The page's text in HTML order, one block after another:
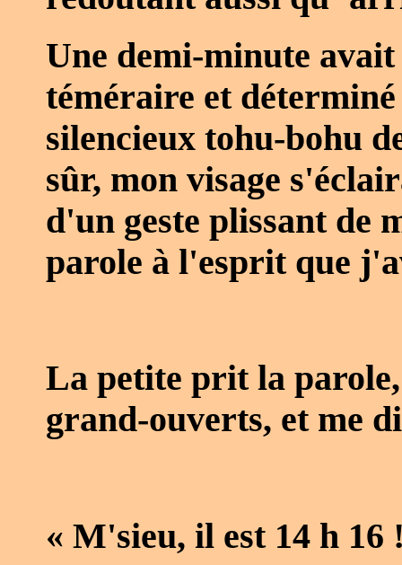
Une demi-minute
téméraire et
silencieux tohu-bohu
sûr, mon visage
d'un geste plissant de
parole à l'esprit que
La petite prit la
grand-ouverts, et me
« M'sieu, il est 14 h 16